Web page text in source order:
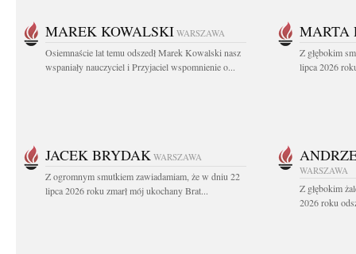
MAREK KOWALSKI WARSZAWA
Osiemnaście lat temu odszedł Marek Kowalski nasz
wspaniały nauczyciel i Przyjaciel wspomnienie o...
MARTA
Z głębokim
lipca 2026
JACEK BRYDAK WARSZAWA
Z ogromnym smutkiem zawiadamiam, że w dniu 22
lipca 2026 roku zmarł mój ukochany Brat...
WARSZAWA
Z głębokim
2026 roku